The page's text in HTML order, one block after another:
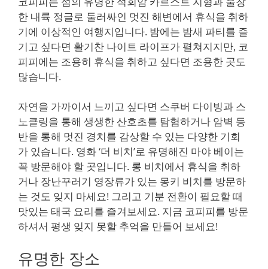
한 내륙 정글로 둘러싸인 멋진 해변에서 휴식을 취하
기에 이상적인 여행지입니다. 밤에는 밤새 파티를 즐
기고 싶다면 활기찬 나이트 라이프가 펼쳐지지만, 코
피피에는 조용히 휴식을 취하고 싶다면 조용한 곳도
많습니다.
자연을 가까이서 느끼고 싶다면 스쿠버 다이빙과 스
노클링을 통해 생생한 산호초를 탐험하거나 암벽 등
반을 통해 멋진 경치를 감상할 수 있는 다양한 기회
가 있습니다. 영화 ‘더 비치’로 유명해진 마야 베이는
꼭 방문해야 할 곳입니다. 롱 비치에서 휴식을 취하
거나 장난꾸러기 영장류가 있는 몽키 비치를 방문하
는 것도 잊지 마세요! 그리고 기분 전환이 필요할 때
맛있는 태국 요리를 즐겨보세요. 지금 코피피를 방문
하셔서 평생 잊지 못할 추억을 만들어 보세요!
유명한 장소